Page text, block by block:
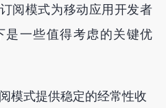
阅模式为移动应用开发者
一些值得考虑的关键优
模式提供稳定的经常性收